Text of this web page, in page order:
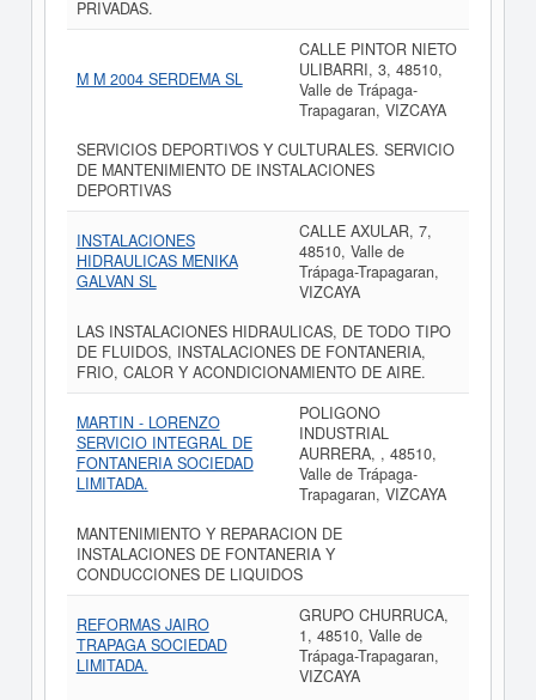
PRIVADAS.
M M 2004 SERDEMA SL
CALLE PINTOR NIETO
ULIBARRI, 3, 48510,
Valle de Trápaga-
Trapagaran, VIZCAYA
SERVICIOS DEPORTIVOS Y CULTURALES. SERVICIO
DE MANTENIMIENTO DE INSTALACIONES
DEPORTIVAS
INSTALACIONES
HIDRAULICAS MENIKA
GALVAN SL
CALLE AXULAR, 7,
48510, Valle de
Trápaga-Trapagaran,
VIZCAYA
LAS INSTALACIONES HIDRAULICAS, DE TODO TIPO
DE FLUIDOS, INSTALACIONES DE FONTANERIA,
FRIO, CALOR Y ACONDICIONAMIENTO DE AIRE.
MARTIN - LORENZO
SERVICIO INTEGRAL DE
FONTANERIA SOCIEDAD
LIMITADA.
POLIGONO
INDUSTRIAL
AURRERA, , 48510,
Valle de Trápaga-
Trapagaran, VIZCAYA
MANTENIMIENTO Y REPARACION DE
INSTALACIONES DE FONTANERIA Y
CONDUCCIONES DE LIQUIDOS
REFORMAS JAIRO
TRAPAGA SOCIEDAD
LIMITADA.
GRUPO CHURRUCA,
1, 48510, Valle de
Trápaga-Trapagaran,
VIZCAYA